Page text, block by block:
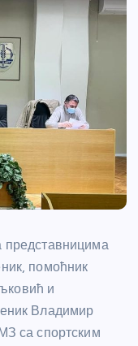
представницима
помоћник
и
Владимир
са спортским